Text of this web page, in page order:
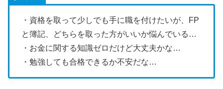
・資格を取って少しでも手に職を付けたいが、FP
と簿記、どちらを取った方がいいか悩んでいる…
・お金に関する知識ゼロだけど大丈夫かな…
・勉強しても合格できるか不安だな…